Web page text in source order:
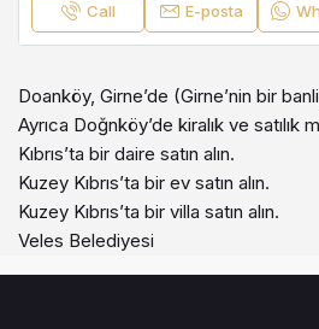
Call E-posta
Doanköy, Girne’de (Girne’nin bir
Ayrıca Doğnköy’de kiralık ve satılık
Kıbrıs’ta bir daire satın alın.
Kuzey Kıbrıs’ta bir ev satın alın.
Kuzey Kıbrıs’ta bir villa satın alın.
Veles Belediyesi